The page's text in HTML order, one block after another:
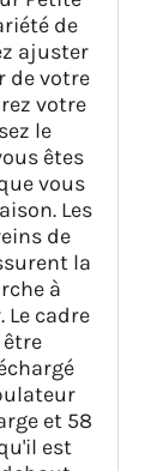
de
ajuster
de votre
votre
le
êtes
vous
Les
de
la
à
Le cadre
et 58
est